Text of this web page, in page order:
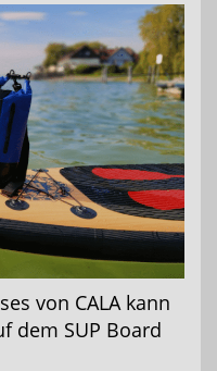
von CALA kann
dem SUP Board